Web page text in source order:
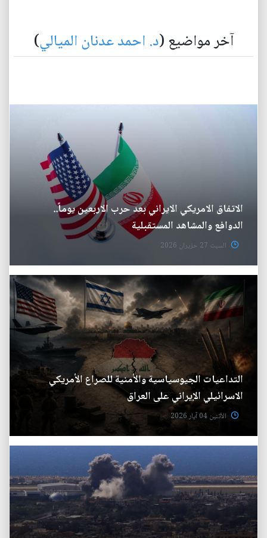
آخر مواضيع (د. احمد عدنان الميالي)
الاتفاق الامريكي الايراني بعد حرب الاربعين يوماً..
الدوافع والمشاهد المستقبلية
السبت 27 حزيران 2026
التداعيات الجيوسياسية والأمنية للصراع الأمريكي
الاسرائيلي الإيراني على العراق
الأثنين 04 آيار 2026